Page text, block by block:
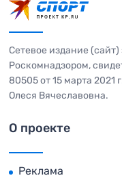
Сетевое издание
Роскомнадзором,
80505 от 15 марта 2021
Олеся Вячеславовна.
О проекте
Реклама